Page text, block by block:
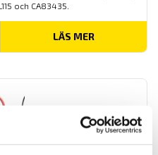
och CA83435.
LÄS MER